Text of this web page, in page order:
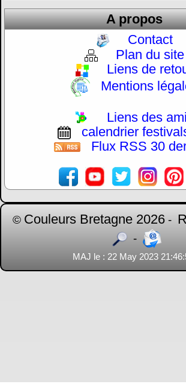
A propos
Contact
Plan du site
Liens de
Mentions
Liens des
calendrier
Flux RSS 30
© Couleurs Bretagne 2026 -
-
MAJ le : 22 May 2023